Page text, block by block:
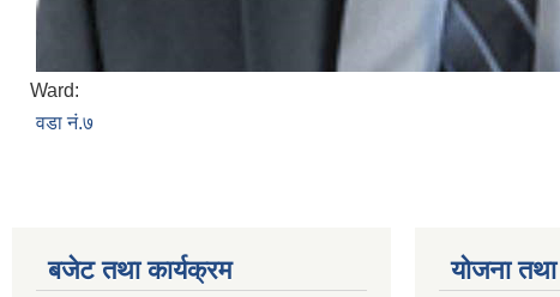
Ward:
वडा नं.७
बजेट तथा कार्यक्रम योजना